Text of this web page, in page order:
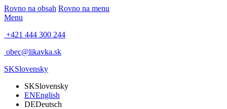
Rovno na obsah Rovno na menu
Menu
+421 444 300 244
obec@likavka.sk
SKSlovensky
SKSlovensky
ENEnglish
DEDeutsch